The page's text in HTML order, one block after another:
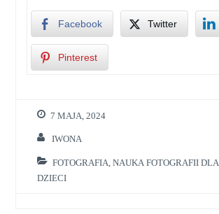
Facebook Twitter
Pinterest
7 MAJA, 2024
IWONA
FOTOGRAFIA ,NAUKA FOTOGRAFII DLA
DZIECI